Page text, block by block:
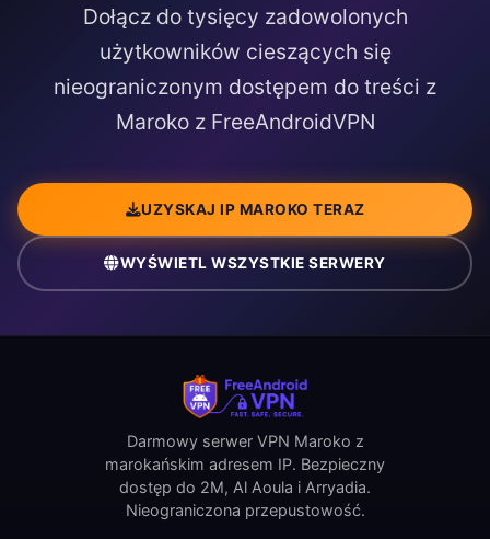
Dołącz do tysięcy zadowolonych
użytkowników cieszących się
nieograniczonym dostępem do treści z
Maroko z FreeAndroidVPN
UZYSKAJ IP MAROKO TERAZ
WYŚWIETL WSZYSTKIE SERWERY
Darmowy serwer VPN Maroko z
marokańskim adresem IP. Bezpieczny
dostęp do 2M, Al Aoula i Arryadia.
Nieograniczona przepustowość.